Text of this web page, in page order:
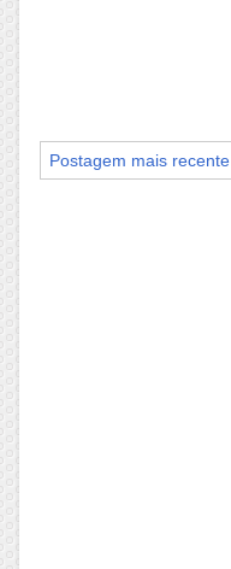
Postagem mais recente